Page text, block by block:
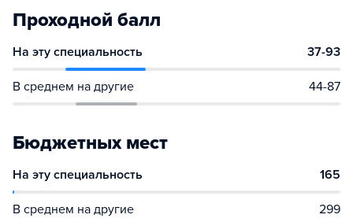
Проходной балл
На эту специальность 37-93
В среднем на другие 44-87
Бюджетных мест
На эту специальность 165
В среднем на другие 299